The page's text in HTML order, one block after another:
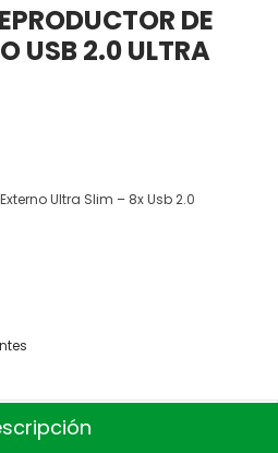
DE
USB 2.0 ULTRA
Ultra Slim – 8x Usb 2.0